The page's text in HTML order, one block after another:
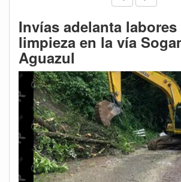
Invías adelanta labores
limpieza en la vía
Aguazul